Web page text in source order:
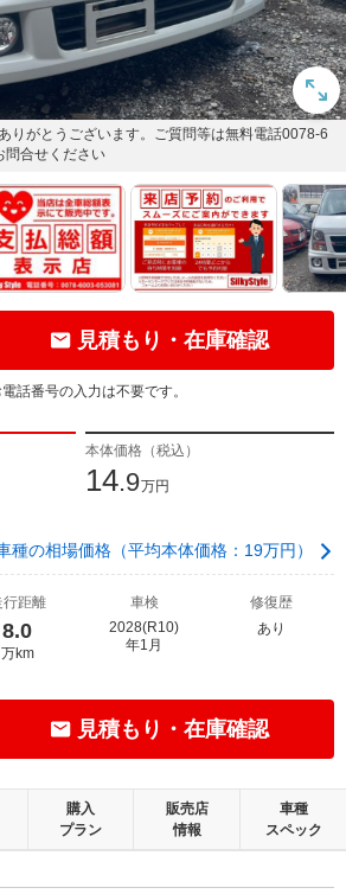
りがとうございます。ご質問等は無料電話0078-6
問合せください
見積もり・在庫確認
話番号の入力は不要です。
本体価格（税込）
14.9万円
種の相場価格（平均本体価格：19万円）
行距離
8.0
万km
車検
2028(R10)
年1月
修復歴
あり
見積もり・在庫確認
購入
プラン
販売店
情報
車種
スペック